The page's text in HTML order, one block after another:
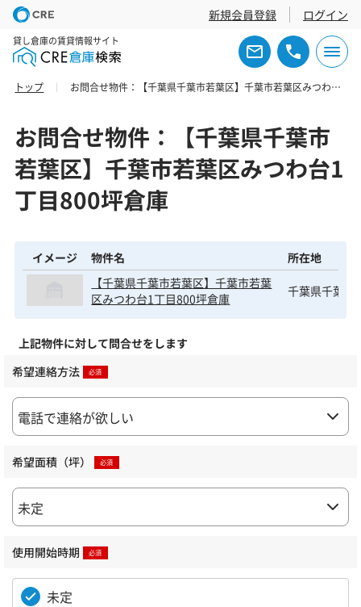
新規会員登録 ログイン
貸し倉庫の賃貸情報サイト
トップ お問合せ物件：【千葉県千葉市若葉区】千葉市若葉区みつわ台1丁目800坪倉庫
お問合せ物件：【千葉県千葉市
若葉区】千葉市若葉区みつわ台1
丁目800坪倉庫
イメージ 物件名
所在地
【千葉県千葉市若葉区】千葉市若葉
区みつわ台1丁目800坪倉庫
千葉県千葉市
上記物件に対して問合せをします
希望連絡方法
希望面積（坪）
使用開始時期
未定